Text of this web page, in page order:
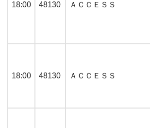
18:00 48130 ＡＣＣＥＳＳ
18:00 48130 ＡＣＣＥＳＳ